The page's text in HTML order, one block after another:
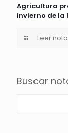
Agricultura
invierno de la
Leer nota
Buscar